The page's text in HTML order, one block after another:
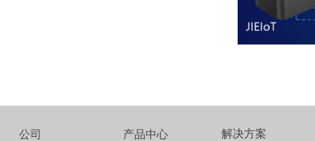
产品中心 解决方案
公司